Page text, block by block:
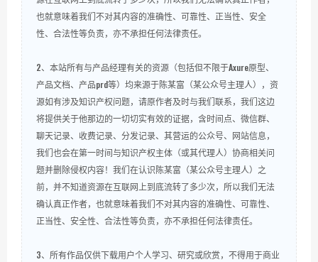
也就意味着我们不对其内容的准确性、可靠性、正当性、安全
性、合法性等负责，亦不承担任何法律责任。
2、本站所有与产品经理有关的资源（包括但不限于Axure原型、
产品文档、产品prd等）均来源于陈某富（某公众号主理人），资
源如有涉及知识产权问题，请原作者及时与我们联系，我们这边
将提供关于他那边的一切切实有效的证据，含时间点、微信群、
聊天记录、收费记录、分发记录、其营运的公众号、网站信息，
我们也会在第一时间与知识产权主体（或其代理人）协商相关问
题并删除侵权内容！我们在认识陈某富（某公众号主理人）之
前，并不知道资源在互联网上到底流转了多少次，所以我们无法
确认真正作者，也就意味着我们不对其内容的准确性、可靠性、
正当性、安全性、合法性等负责，亦不承担任何法律责任。
3、所有作品仅供下载用户个人学习、研究或欣赏，不得用于商业